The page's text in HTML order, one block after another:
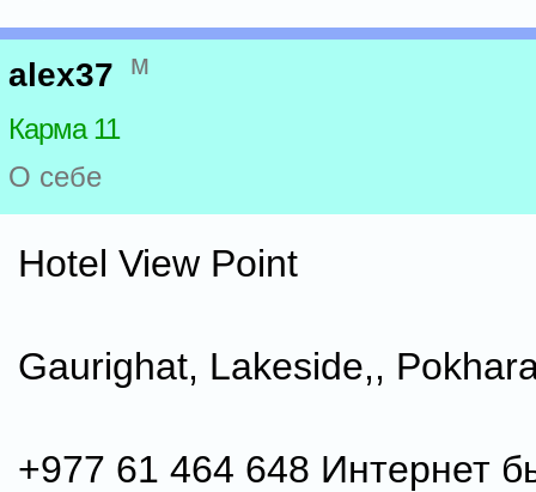
alex37 м
Карма 11
О себе
Hotel View Point
Gaurighat, Lakeside,,
+977 61 464 648 Интернет